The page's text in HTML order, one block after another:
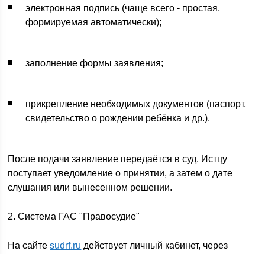
электронная подпись (чаще всего - простая,
формируемая автоматически);
заполнение формы заявления;
прикрепление необходимых документов (паспорт,
свидетельство о рождении ребёнка и др.).
После подачи заявление передаётся в суд. Истцу
поступает уведомление о принятии, а затем о дате
слушания или вынесенном решении.
2. Система ГАС "Правосудие"
На сайтеsudrf.ru действует личный кабинет, через